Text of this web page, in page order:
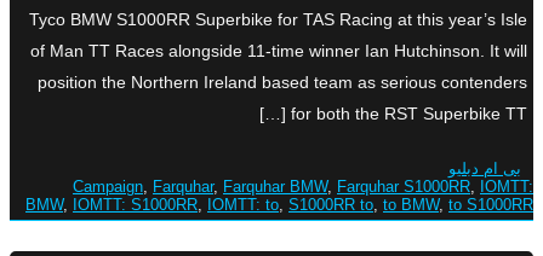
Tyco BMW S1000RR Superbike for TAS Racing at this year’s Isle
of Man TT Races alongside 11-time winner Ian Hutchinson. It will
position the Northern Ireland based team as serious contenders
for both the RST Superbike TT […]
بی ام دبلیو
Campaign, Farquhar, Farquhar BMW, Farquhar S1000RR, IOMTT:
BMW, IOMTT: S1000RR, IOMTT: to, S1000RR to, to BMW, to S1000RR